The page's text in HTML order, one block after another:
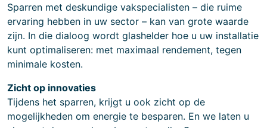
Sparren met deskundige vakspecialisten – die ruime
ervaring hebben in uw sector – kan van grote waarde
zijn. In die dialoog wordt glashelder hoe u uw installatie
kunt optimaliseren: met maximaal rendement, tegen
minimale kosten.
Zicht op innovaties
Tijdens het sparren, krijgt u ook zicht op de
mogelijkheden om energie te besparen. En we laten u